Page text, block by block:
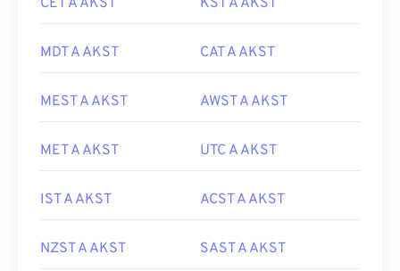
CET A AKST KST A AKST
MDT A AKST CAT A AKST
MEST A AKST AWST A AKST
MET A AKST UTC A AKST
IST A AKST ACST A AKST
NZST A AKST SAST A AKST